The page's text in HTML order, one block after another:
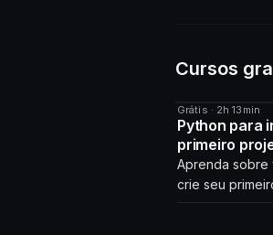
Cursos
CURSO
Grátis · 2h 13min
Python para
primeiro
Aprenda sobre
crie seu